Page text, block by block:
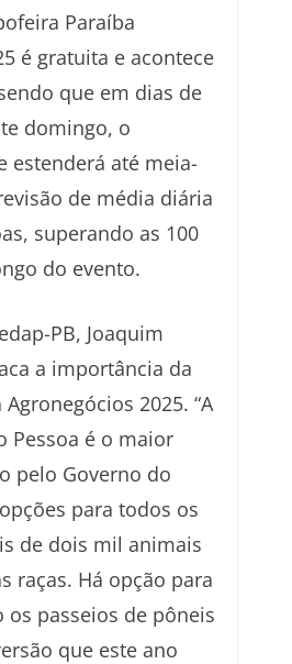
Paraíba
é gratuita e acontece
que em dias de
domingo, o
estenderá até meia-
de média diária
superando as 100
do evento.
PB, Joaquim
a importância da
2025. “A
Pessoa é o maior
pelo Governo do
para todos os
de dois mil animais
raças. Há opção para
os passeios de pôneis
que este ano